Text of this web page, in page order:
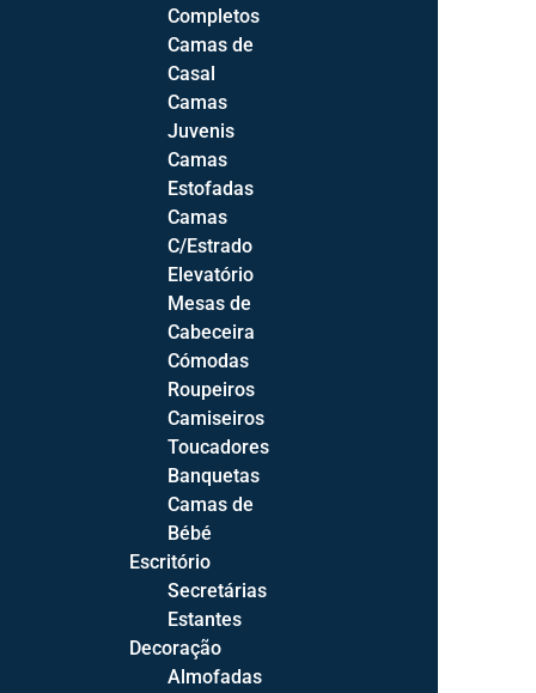
Sofás-Cama
Sofás de Canto
Sofá 2 Lugares
Sofá 3 Lugares
Sofá Chaise-longue
Todos os Sofás
Com Arrumação
Relaxes Elétricos
Sala de Estar
Cadeirões
Bases TV
Licoreiros
Prateleiras
Mesas de Centro
Completos
Camas de
Casal
Camas
Juvenis
Camas
Estofadas
Camas
C/Estrado
Elevatório
Mesas de
Cabeceira
Cómodas
Roupeiros
Camiseiros
Toucadores
Banquetas
Camas de
Bébé
Escritório
Secretárias
Estantes
Decoração
Almofadas